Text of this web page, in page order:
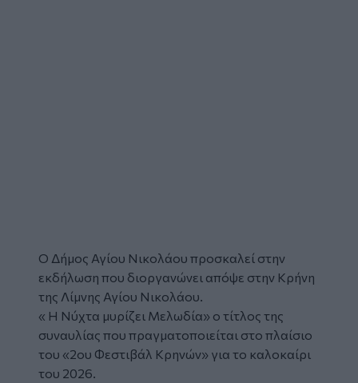
Ο Δήμος Αγίου Νικολάου προσκαλεί στην
εκδήλωση που διοργανώνει απόψε στην Κρήνη
της Λίμνης Αγίου Νικολάου.
« Η Νύχτα μυρίζει Μελωδία» ο τίτλος της
συναυλίας που πραγματοποιείται στο πλαίσιο
του «2ου Φεστιβάλ Κρηνών» για το καλοκαίρι
του 2026.